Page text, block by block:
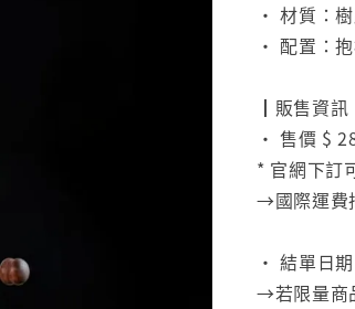
• 材質：
• 配置：
┃販售資訊
• 售價 $
* 官網下訂
→國際運費
• 結單日
→若限量商